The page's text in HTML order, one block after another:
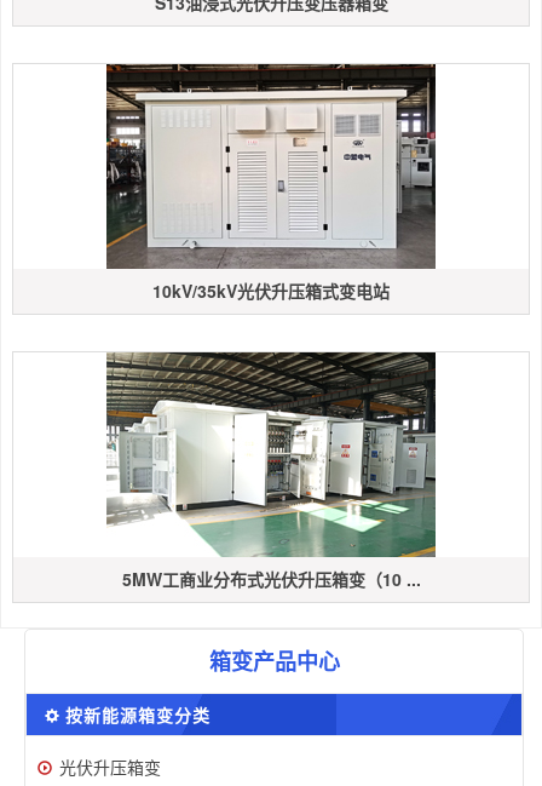
10kV/35kV光伏升压箱式变电站
5MW工商业分布式光伏升压箱变（10 ...
箱变产品中心
按新能源箱变分类
光伏升压箱变